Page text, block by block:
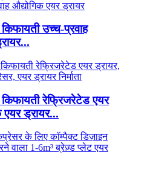
उच्च-प्रवाह
किफायती रेफ्रिजरेटेड एयर
एयर ड्रायर...